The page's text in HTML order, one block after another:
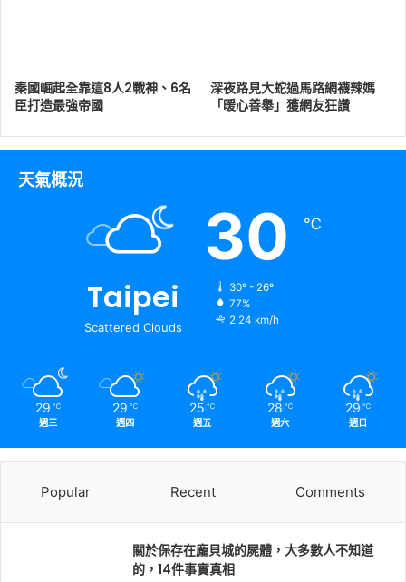
秦國崛起全靠這8人2戰神、6名
臣打造最強帝國
深夜路見大蛇過馬路網襪辣媽
「暖心善舉」獲網友狂讚
天氣概況
Taipei
Scattered Clouds
30 ℃
30º - 26º
77%
2.24 km/h
29 ℃
週三
29 ℃
週四
25 ℃
週五
28 ℃
週六
29 ℃
週日
Popular Recent Comments
關於保存在龐貝城的屍體，大多數人不知道
的，14件事實真相